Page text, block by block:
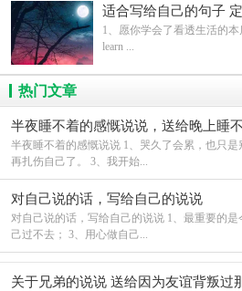
适合写给自己的句子
1、愿你学会了看透生活的
learn ...
热门文章
半夜睡不着的感慨说说，送给晚上睡
半夜睡不着的感慨说说 1、哭久了会累，也只
再扎伤自己了。 3、我开始...
对自己说的话，写给自己的说说
对自己说的话，写给自己的说说 1、最重要的
己过不去； 3、用心做自己...
关于兄弟的说说 送给因为友谊背叛过